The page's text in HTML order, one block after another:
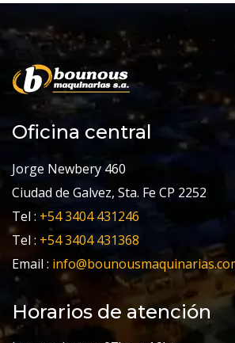
Oficina central
Jorge Newbery 460
Ciudad de Galvez, Sta. Fe CP 2252
Tel : +54 3404 431246
Tel : +54 3404 431368
Email :
Horarios de atención